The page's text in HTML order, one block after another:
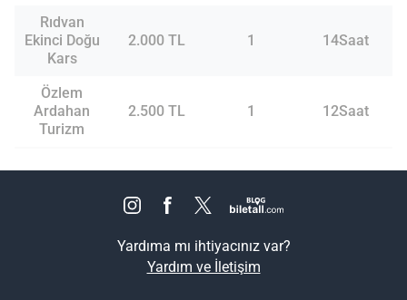
Rıdvan
Ekinci Doğu
Kars
2.000 TL 1 14Saat
Özlem
Ardahan
Turizm
2.500 TL 1 12Saat
Yardıma mı ihtiyacınız var?
Yardım ve İletişim